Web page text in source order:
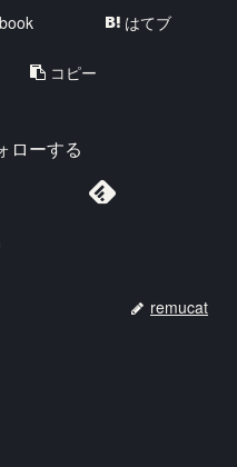
はてブ
コピー
ローする
remucat